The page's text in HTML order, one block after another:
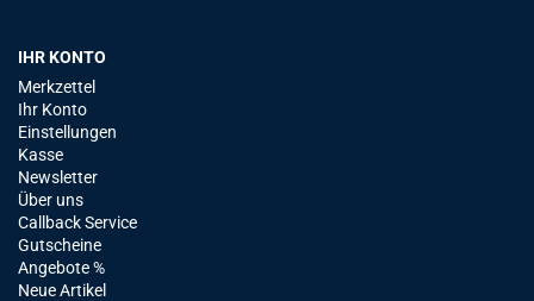
IHR KONTO
Merkzettel
Ihr Konto
Einstellungen
Kasse
Newsletter
Über uns
Callback Service
Gutscheine
Angebote %
Neue Artikel